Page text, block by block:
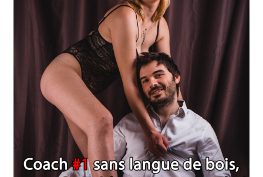
Les programmes les plus appréciés par les
Les programmes les plus appréciés par les
femmes
Cryptos
Paypal